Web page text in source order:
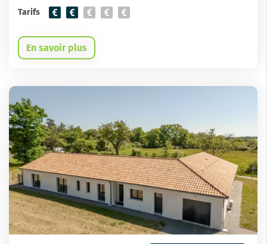
Tarifs
En savoir plus